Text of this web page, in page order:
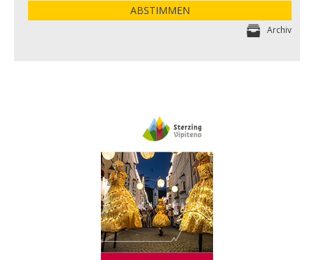
ABSTIMMEN
Archiv